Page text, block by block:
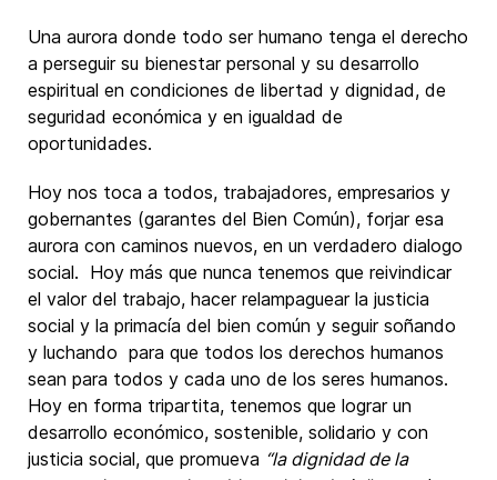
Una aurora donde todo ser humano tenga el derecho
a perseguir su bienestar personal y su desarrollo
espiritual en condiciones de libertad y dignidad, de
seguridad económica y en igualdad de
oportunidades.
Hoy nos toca a todos, trabajadores, empresarios y
gobernantes (garantes del Bien Común), forjar esa
aurora con caminos nuevos, en un verdadero dialogo
social. Hoy más que nunca tenemos que reivindicar
el valor del trabajo, hacer relampaguear la justicia
social y la primacía del bien común y seguir soñando
y luchando para que todos los derechos humanos
sean para todos y cada uno de los seres humanos.
Hoy en forma tripartita, tenemos que lograr un
desarrollo económico, sostenible, solidario y con
justicia social, que promueva “la dignidad de la